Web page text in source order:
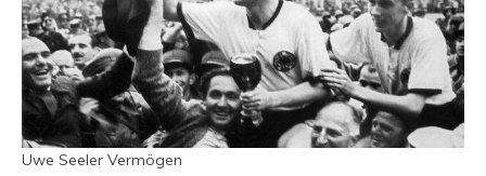
Uwe Seeler Vermögen